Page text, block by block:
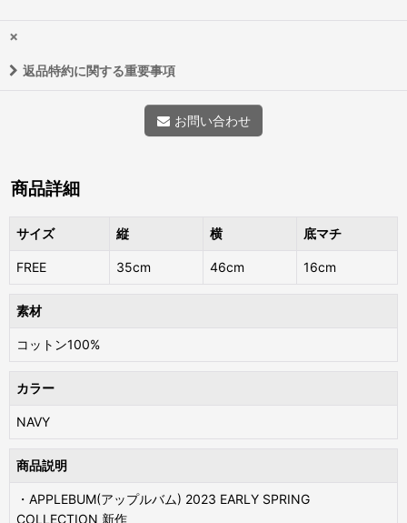
×
返品特約に関する重要事項
お問い合わせ
商品詳細
サイズ 縦 横 底マチ
FREE 35cm 46cm 16cm
素材
コットン100%
カラー
NAVY
商品説明
・APPLEBUM(アップルバム) 2023 EARLY SPRING
COLLECTION 新作